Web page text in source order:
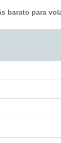
barato para